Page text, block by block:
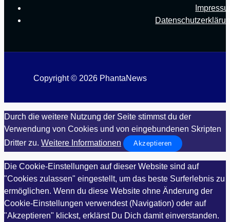
Copyright © 2026 PhantaNews
Durch die weitere Nutzung der Seite stimmst du der
Verwendung von Cookies und von eingebundenen Skripten
Dritter zu. Weitere Informationen Akzeptieren
Die Cookie-Einstellungen auf dieser Website sind auf
"Cookies zulassen" eingestellt, um das beste Surferlebnis zu
ermöglichen. Wenn du diese Website ohne Änderung der
Cookie-Einstellungen verwendest (Navigation) oder auf
"Akzeptieren" klickst, erklärst Du Dich damit einverstanden.